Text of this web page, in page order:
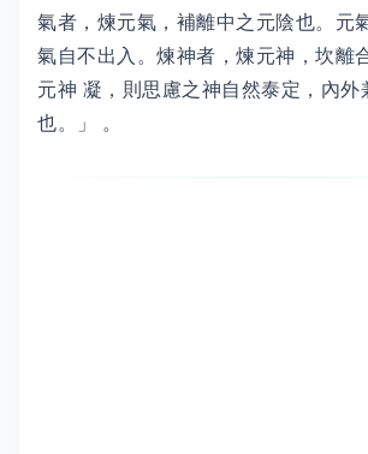
氣者，煉元氣，補離中之元陰也。元
氣自不出入。煉神者，煉元神，坎離
元神 凝，則思慮之神自然泰定，內外
也。」 。